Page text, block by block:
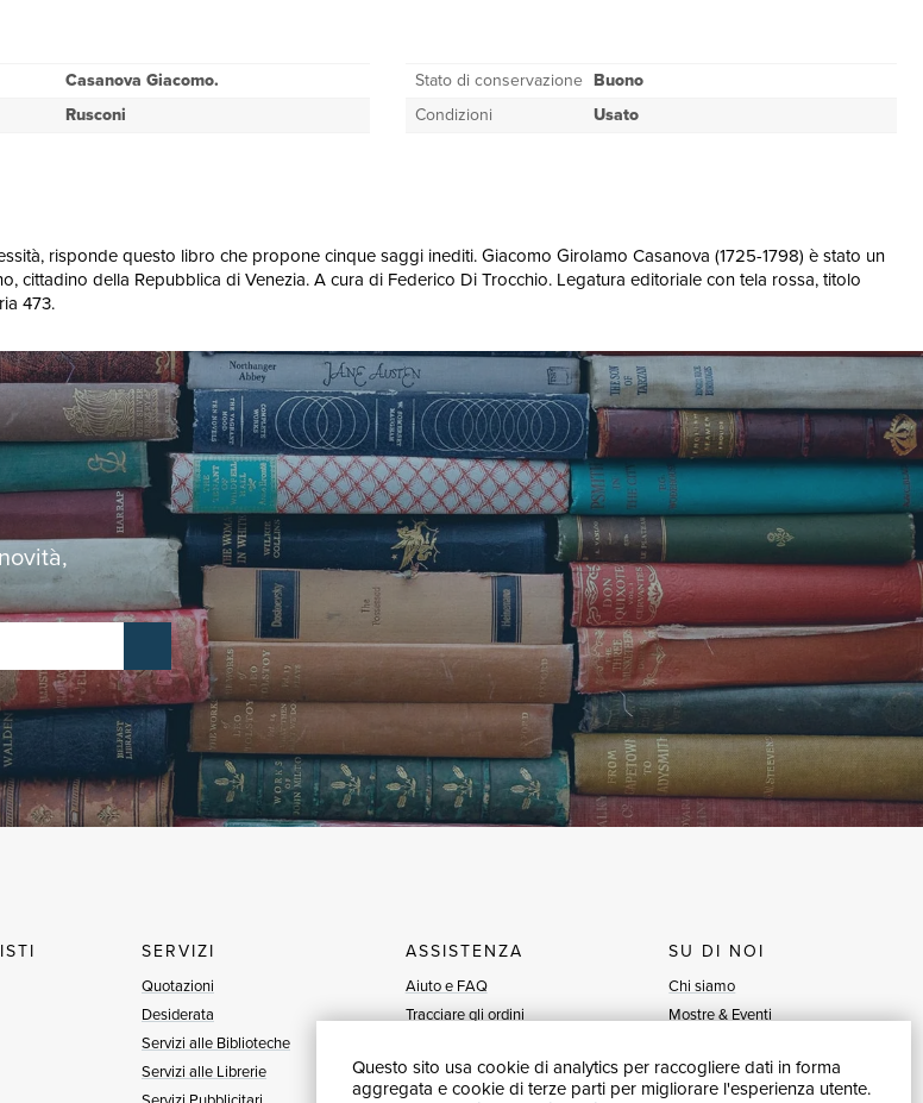
Questo sito usa cookie di analytics per raccogliere dati in forma
aggregata e cookie di terze parti per migliorare l'esperienza utente.
Casanova Giacomo.
Rusconi
Stato di conservazione Buono
Condizioni
Usato
risponde questo libro che propone cinque saggi inediti. Giacomo Girolamo Casanova (1725-1798) è stato un
cittadino della Repubblica di Venezia. A cura di Federico Di Trocchio. Legatura editoriale con tela rossa, titolo
473.
SERVIZI
Quotazioni
Desiderata
Servizi alle Biblioteche
Servizi alle Librerie
ASSISTENZA
Aiuto e FAQ
Tracciare gli ordini
Fatturazione
SU DI NOI
Chi siamo
Mostre & Eventi
Blog